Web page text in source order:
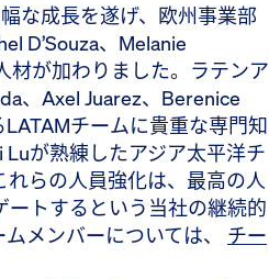
な成長を遂げ、欧州事業部
D’Souza、Melanie
が加わりました。ラテンア
、Axel Juarez、Berenice
チームに貴重な専門知
が熟練したアジア太平洋チ
らの人員強化は、最高の人
トするという当社の継続的
メンバーについては、 チー